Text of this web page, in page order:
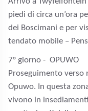
piedi di circa un’ora
dei Boscimani e per
tendato mobile –
7° giorno - OPUWO
Proseguimento verso
Opuwo. In questa
vivono in